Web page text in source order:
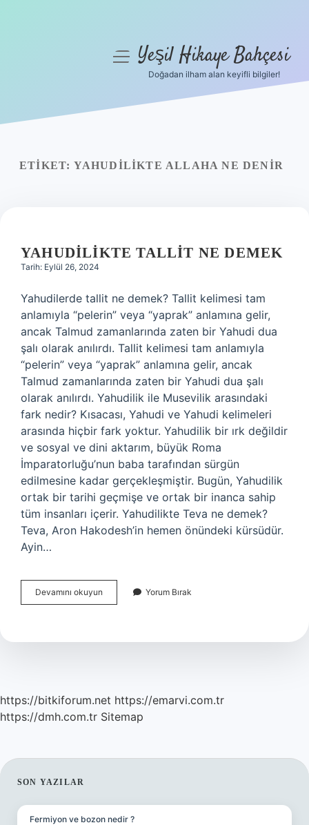
Yasal Uyarı
menüyüYeşil Hikaye Bahçesi
Doğadan ilham alan keyifli bilgiler!
ETIKET: YAHUDILIKTE ALLAHA NE DENIR
YAHUDILIKTE TALLIT NE DEMEK
Tarih: Eylül 26, 2024
Yahudilerde tallit ne demek? Tallit kelimesi tam
anlamıyla “pelerin” veya “yaprak” anlamına gelir,
ancak Talmud zamanlarında zaten bir Yahudi dua
şalı olarak anılırdı. Tallit kelimesi tam anlamıyla
“pelerin” veya “yaprak” anlamına gelir, ancak
Talmud zamanlarında zaten bir Yahudi dua şalı
olarak anılırdı. Yahudilik ile Musevilik arasındaki
fark nedir? Kısacası, Yahudi ve Yahudi kelimeleri
arasında hiçbir fark yoktur. Yahudilik bir ırk değildir
ve sosyal ve dini aktarım, büyük Roma
İmparatorluğu’nun baba tarafından sürgün
edilmesine kadar gerçekleşmiştir. Bugün, Yahudilik
ortak bir tarihi geçmişe ve ortak bir inanca sahip
tüm insanları içerir. Yahudilikte Teva ne demek?
Teva, Aron Hakodesh’in hemen önündeki kürsüdür.
Ayin…
Devamını okuyun Yahudilikte
Tallit
Yorum Bırak
https://bitkiforum.net https://emarvi.com.tr
https://dmh.com.tr Sitemap
SIDEBAR
SON YAZILAR
Fermiyon ve bozon nedir ?